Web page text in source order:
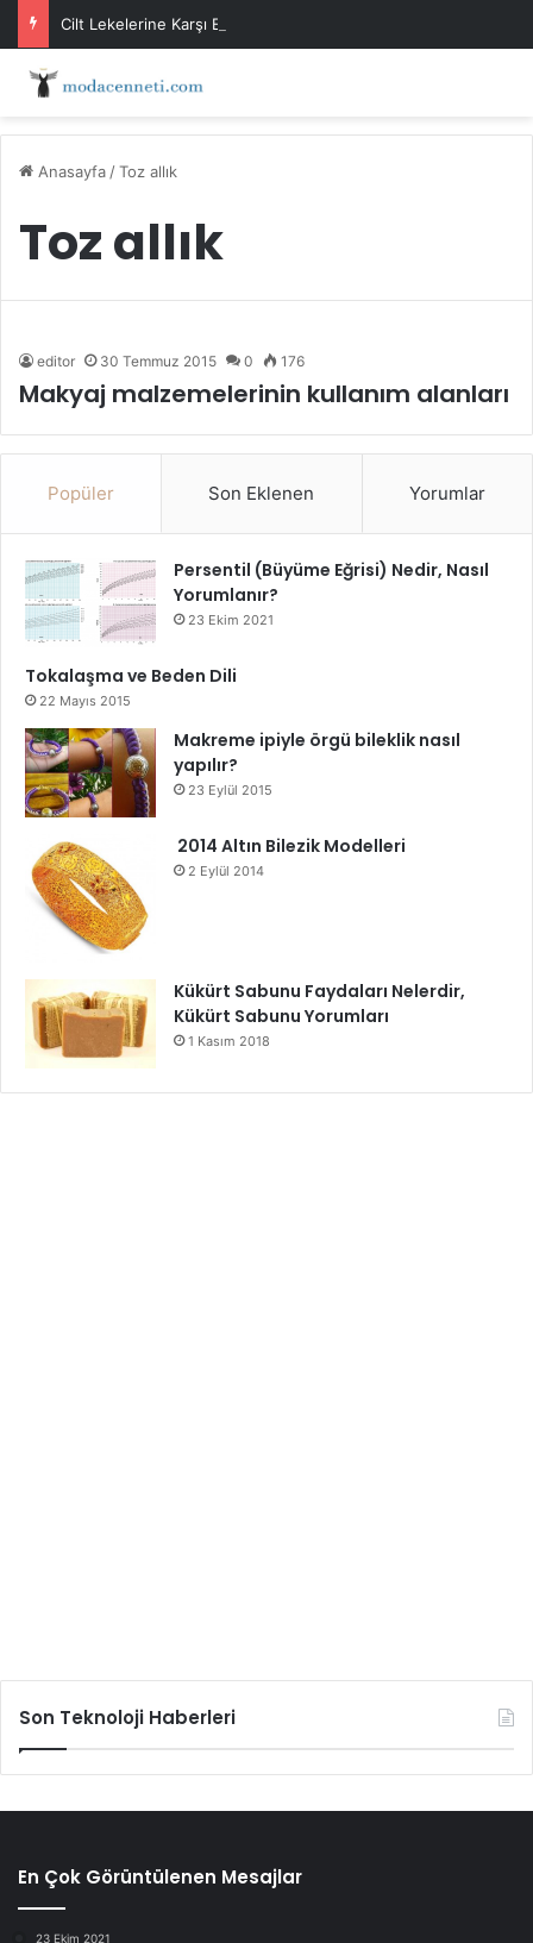
Cilt Lekelerine Karşı Evde Maske Önerileri
Anasayfa /Toz allık
Toz allık
editor 30 Temmuz 2015 0 176
Makyaj malzemelerinin kullanım alanları
Popüler Son Eklenen Yorumlar
Persentil (Büyüme Eğrisi) Nedir, Nasıl
Yorumlanır?
23 Ekim 2021
Tokalaşma ve Beden Dili
22 Mayıs 2015
Makreme ipiyle örgü bileklik nasıl
yapılır?
23 Eylül 2015
2014 Altın Bilezik Modelleri
2 Eylül 2014
Kükürt Sabunu Faydaları Nelerdir,
Kükürt Sabunu Yorumları
1 Kasım 2018
Son Teknoloji Haberleri
En Çok Görüntülenen Mesajlar
23 Ekim 2021